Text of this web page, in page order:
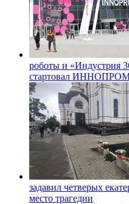
роботы и «Индустрия
стартовал
задавил четверых
место трагедии